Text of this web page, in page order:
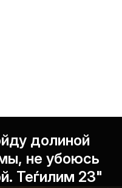
долиной
не убоюсь
Теѓилим 23"